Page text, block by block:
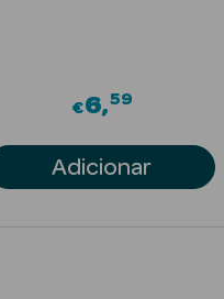
€6 59
Adicionar